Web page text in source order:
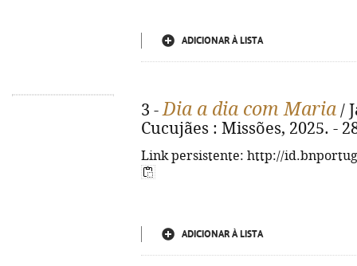
ADICIONAR À LISTA
3 -Dia a dia com Maria /
Cucujães : Missões, 2025. -
Link persistente: http://
ADICIONAR À LISTA